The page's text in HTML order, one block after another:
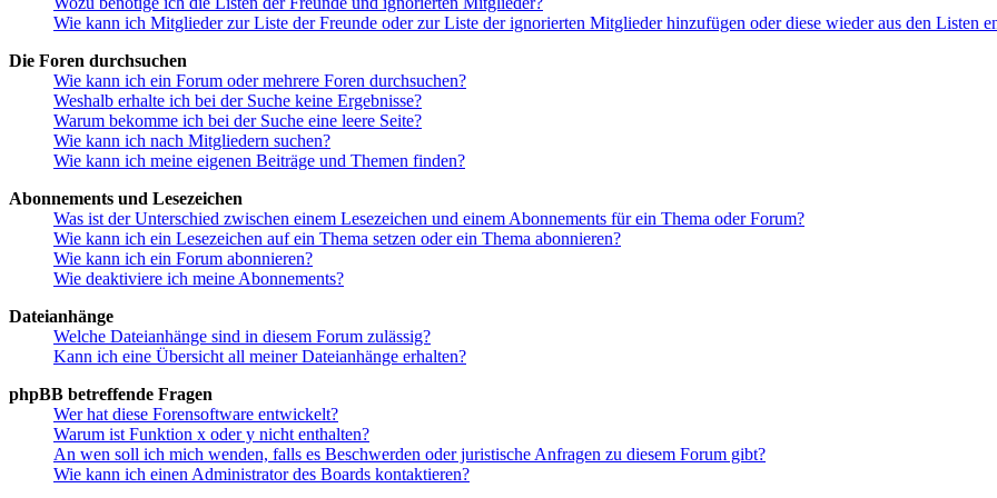
Wie kann ich Mitglieder zur Liste der Freunde oder zur Liste der ignorierten Mitglieder hinzufügen oder diese wieder aus den Listen
Die Foren durchsuchen
Wie kann ich ein Forum oder mehrere Foren durchsuchen?
Weshalb erhalte ich bei der Suche keine Ergebnisse?
Warum bekomme ich bei der Suche eine leere Seite?
Wie kann ich nach Mitgliedern suchen?
Wie kann ich meine eigenen Beiträge und Themen finden?
Abonnements und Lesezeichen
Was ist der Unterschied zwischen einem Lesezeichen und einem Abonnements für ein Thema oder Forum?
Wie kann ich ein Lesezeichen auf ein Thema setzen oder ein Thema abonnieren?
Wie kann ich ein Forum abonnieren?
Wie deaktiviere ich meine Abonnements?
Dateianhänge
Welche Dateianhänge sind in diesem Forum zulässig?
Kann ich eine Übersicht all meiner Dateianhänge erhalten?
phpBB betreffende Fragen
Wer hat diese Forensoftware entwickelt?
Warum ist Funktion x oder y nicht enthalten?
An wen soll ich mich wenden, falls es Beschwerden oder juristische Anfragen zu diesem Forum gibt?
Wie kann ich einen Administrator des Boards kontaktieren?